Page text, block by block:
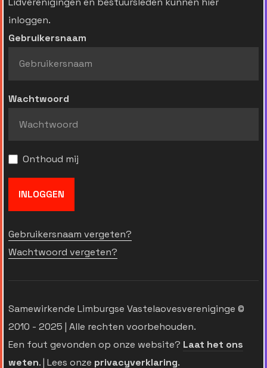
inloggen.
Gebruikersnaam
Wachtwoord
Onthoud mij
INLOGGEN
Gebruikersnaam vergeten?
Wachtwoord vergeten?
Samewirkende Limburgse Vastelaovesvereniginge ©
2010 - 2025 | Alle rechten voorbehouden.
Een fout gevonden op onze website? Laat het ons
weten. | Lees onze privacyverklaring.